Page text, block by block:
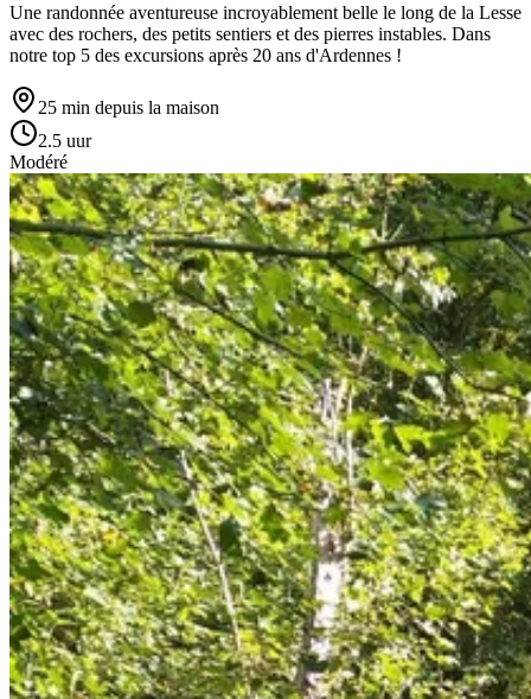
Une randonnée aventureuse incroyablement belle le long de la Lesse
avec des rochers, des petits sentiers et des pierres instables. Dans
notre top 5 des excursions après 20 ans d'Ardennes !
25 min depuis la maison
2.5 uur
Modéré